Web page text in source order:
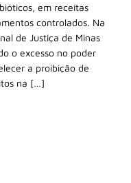
em receitas
controlados. Na
de Justiça de Minas
o excesso no poder
a proibição de
na […]